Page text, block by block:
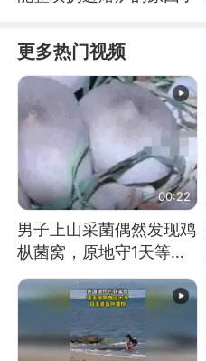
更多热门视频
00:22
男子上山采菌偶然发现鸡
枞菌窝，原地守1天等它
长大：挖了140多朵